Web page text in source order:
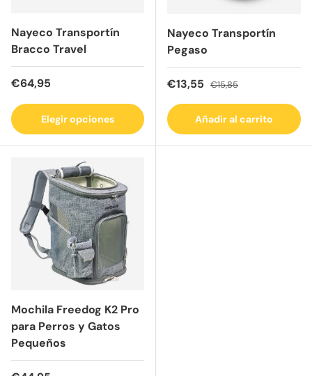
Nayeco Transportín
Bracco Travel
Precio normal
€64,95
Elegir opciones
Nayeco Transportín
Pegaso
Precio de venta
€13,55 Precio normal
€15,85
Añadir al carrito
Mochila Freedog K2 Pro
para Perros y Gatos
Pequeños